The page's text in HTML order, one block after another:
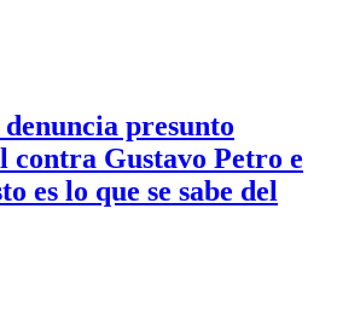
presunto
Gustavo Petro e
es lo que se sabe del